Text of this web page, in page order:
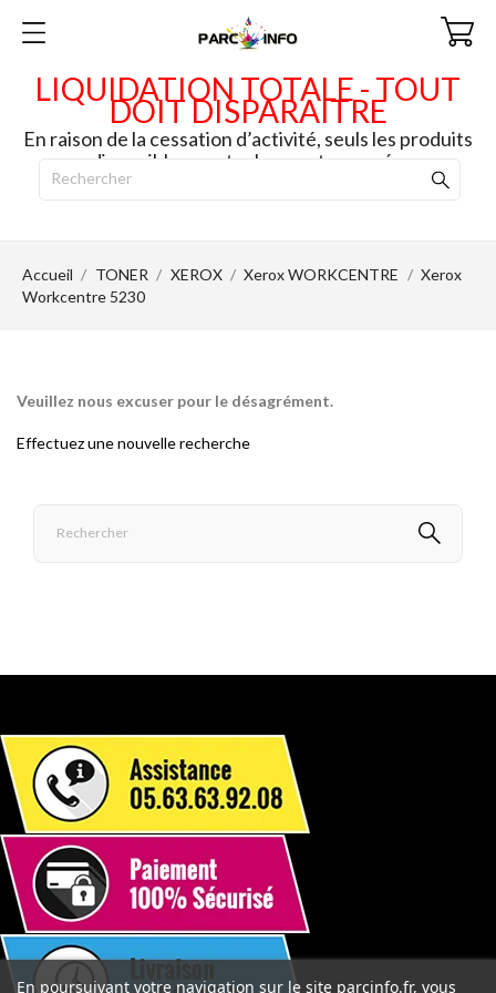
LIQUIDATION TOTALE - TOUT
DOIT DISPARAITRE
En raison de la cessation d’activité, seuls les produits
disponibles en stock seront envoyés.
Accueil TONER XEROX Xerox WORKCENTRE
Xerox
Workcentre 5230
Veuillez nous excuser pour le désagrément.
Effectuez une nouvelle recherche
En poursuivant votre navigation sur le site parcinfo.fr, vous